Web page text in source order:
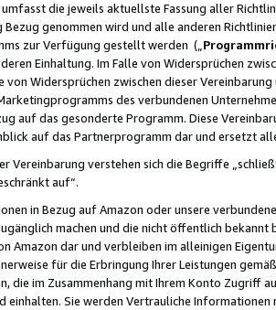
die jeweils aktuellste Fassung aller
Bezug genommen wird und alle anderen
zur Verfügung gestellt werden („
Einhaltung. Im Falle von Widersprüchen
von Widersprüchen zwischen dieser
des verbundenen
auf das gesonderte Programm. Diese
auf das Partnerprogramm dar und ersetzt
Vereinbarung verstehen sich die Begriffe
auf“.
in Bezug auf Amazon oder unsere
machen und die nicht öffentlich
Amazon dar und verbleiben im alleinigen
für die Erbringung Ihrer Leistungen
die im Zusammenhang mit Ihrem Konto
einhalten. Sie werden Vertrauliche